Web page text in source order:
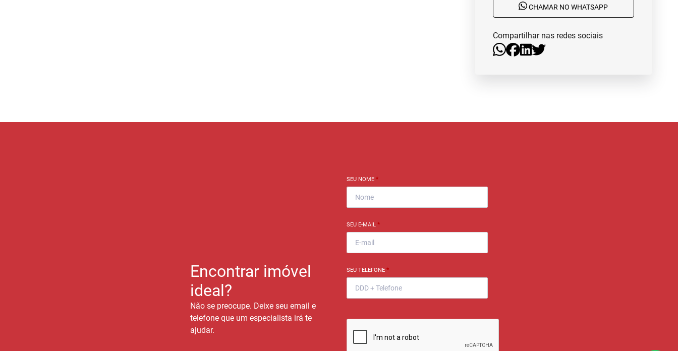
CHAMAR NO WHATSAPP
Compartilhar nas redes sociais
Encontrar imóvel
ideal?
Não se preocupe. Deixe seu email e
telefone que um especialista irá te
ajudar.
SEU NOME *
SEU E-MAIL *
SEU TELEFONE *